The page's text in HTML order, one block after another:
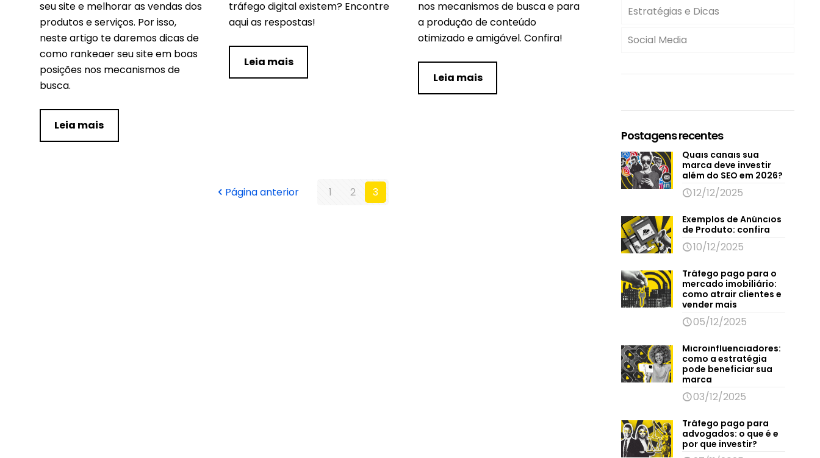
seu site e melhorar as vendas dos
produtos e serviços. Por isso,
neste artigo te daremos dicas de
como rankeaer seu site em boas
posições nos mecanismos de
busca.
Leia mais
tráfego digital existem? Encontre
aqui as respostas!
Leia mais
nos mecanismos de busca e para
a produção de conteúdo
otimizado e amigável. Confira!
Leia mais
Página anterior 1 2 3
Estratégias e Dicas
Social Media
Postagens recentes
Quais canais sua
marca deve investir
além do SEO em 2026?
12/12/2025
Exemplos de Anúncios
de Produto: confira
10/12/2025
Tráfego pago para o
mercado imobiliário:
como atrair clientes e
vender mais
05/12/2025
Microinfluenciadores:
como a estratégia
pode beneficiar sua
marca
03/12/2025
Tráfego pago para
advogados: o que é e
por que investir?